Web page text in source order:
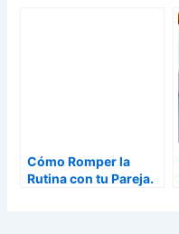
Cómo Romper la
Rutina con tu Pareja.